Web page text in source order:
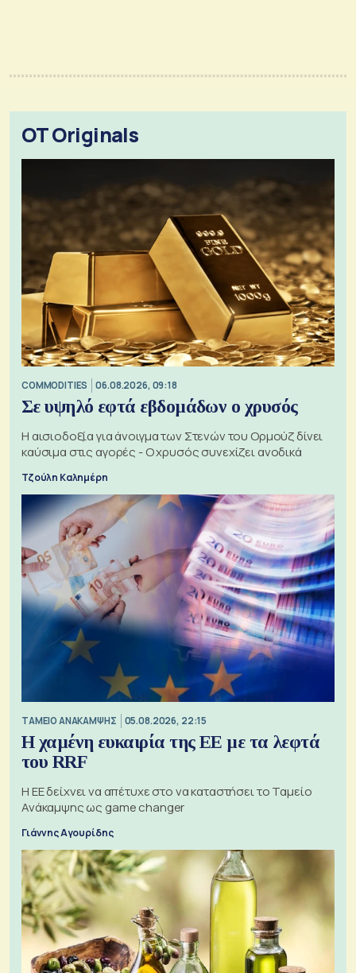
OT Originals
COMMODITIES 06.08.2026, 09:18
Σε υψηλό εφτά εβδομάδων ο χρυσός
Η αισιοδοξία για άνοιγμα των Στενών του Ορμούζ δίνει
καύσιμα στις αγορές - Ο χρυσός συνεχίζει ανοδικά
Τζούλη Καλημέρη
ΤΑΜΕΙΟ ΑΝΑΚΑΜΨΗΣ 05.08.2026, 22:15
Η χαμένη ευκαιρία της ΕΕ με τα λεφτά
του RRF
Η ΕΕ δείχνει να απέτυχε στο να καταστήσει το Ταμείο
Ανάκαμψης ως game changer
Γιάννης Αγουρίδης